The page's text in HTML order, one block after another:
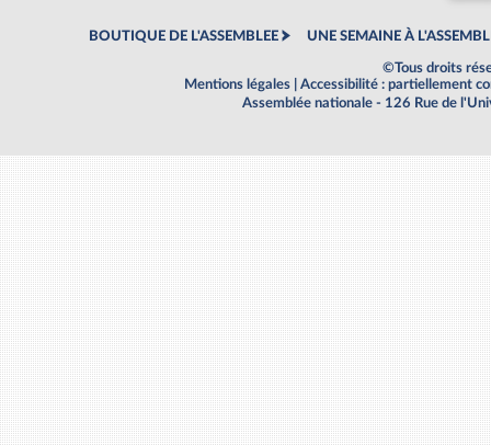
BOUTIQUE DE L'ASSEMBLEE UNE SEMAINE À
©Tous droits
Mentions légales
Accessibilité : partiellement
Assemblée nationale - 126 Rue de